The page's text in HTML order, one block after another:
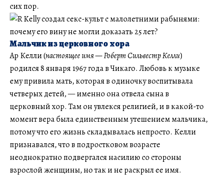
сих пор.
Мальчик из церковного хора
Ар Келли (настоящее имя — Роберт Сильвестр Келли)
родился 8 января 1967 года в Чикаго. Любовь к музыке
ему привила мать, которая в одиночку воспитывала
четверых детей, — именно она отвела сына в
церковный хор. Там он увлекся религией, и в какой-то
момент вера была единственным утешением мальчика,
потому что его жизнь складывалась непросто. Келли
признавался, что в подростковом возрасте
неоднократно подвергался насилию со стороны
взрослой женщины, но так и не раскрыл ее имя.